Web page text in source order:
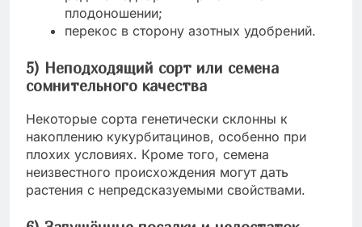
плодоношении;
перекос в сторону азотных удобрений.
5) Неподходящий сорт или семена
сомнительного качества
Некоторые сорта генетически склонны к
накоплению кукурбитацинов, особенно при
плохих условиях. Кроме того, семена
неизвестного происхождения могут дать
растения с непредсказуемыми свойствами.